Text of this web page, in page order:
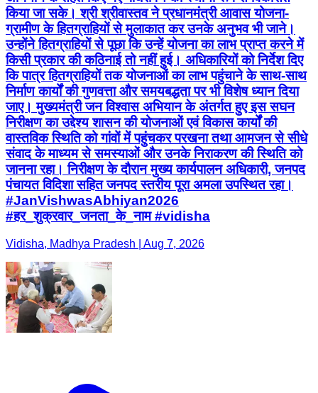
किया जा सके। श्री श्रीवास्तव ने प्रधानमंत्री आवास योजना-
ग्रामीण के हितग्राहियों से मुलाकात कर उनके अनुभव भी जाने।
उन्होंने हितग्राहियों से पूछा कि उन्हें योजना का लाभ प्राप्त करने में
किसी प्रकार की कठिनाई तो नहीं हुई। अधिकारियों को निर्देश दिए
कि पात्र हितग्राहियों तक योजनाओं का लाभ पहुंचाने के साथ-साथ
निर्माण कार्यों की गुणवत्ता और समयबद्धता पर भी विशेष ध्यान दिया
जाए। मुख्यमंत्री जन विश्वास अभियान के अंतर्गत हुए इस सघन
निरीक्षण का उद्देश्य शासन की योजनाओं एवं विकास कार्यों की
वास्तविक स्थिति को गांवों में पहुंचकर परखना तथा आमजन से सीधे
संवाद के माध्यम से समस्याओं और उनके निराकरण की स्थिति को
जानना रहा। निरीक्षण के दौरान मुख्य कार्यपालन अधिकारी, जनपद
पंचायत विदिशा सहित जनपद स्तरीय पूरा अमला उपस्थित रहा।
#JanVishwasAbhiyan2026
#हर_शुक्रवार_जनता_के_नाम #vidisha
Vidisha, Madhya Pradesh | Aug 7, 2026